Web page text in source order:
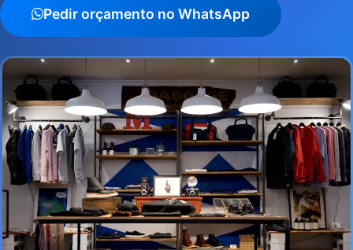
Pedir orçamento no WhatsApp